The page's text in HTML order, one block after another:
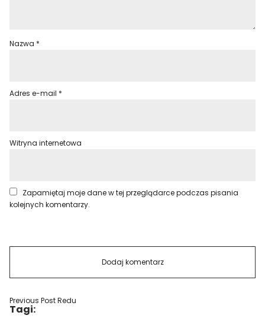
Nazwa *
Adres e-mail *
Witryna internetowa
Zapamiętaj moje dane w tej przeglądarce podczas pisania
kolejnych komentarzy.
Previous PostRedu
Tagi: